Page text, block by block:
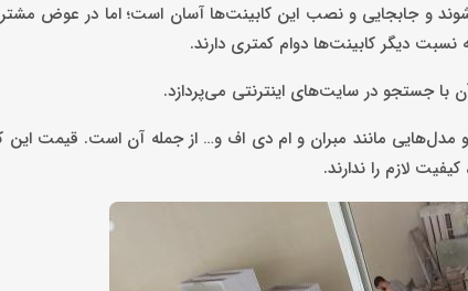
و جابجایی و نصب این کابینت‌ها آسان است؛ اما در عوض
دیگر کابینت‌ها دوام کمتری دارند.
جستجو در سایت‌های اینترنتی می‌پردازد.
پیش ساخته در اندازه‌هایی 5 و 3 متری هستند و مدل‌هایی مانند مبران و ام دی اف و… از جمله آن است.
لازم را ندارند.